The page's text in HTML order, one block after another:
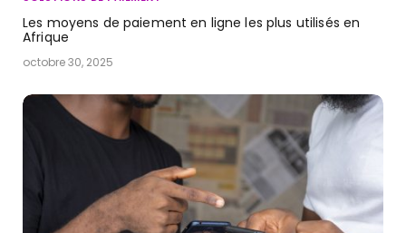
Les moyens de paiement en ligne les plus utilisés en
Afrique
octobre 30, 2025